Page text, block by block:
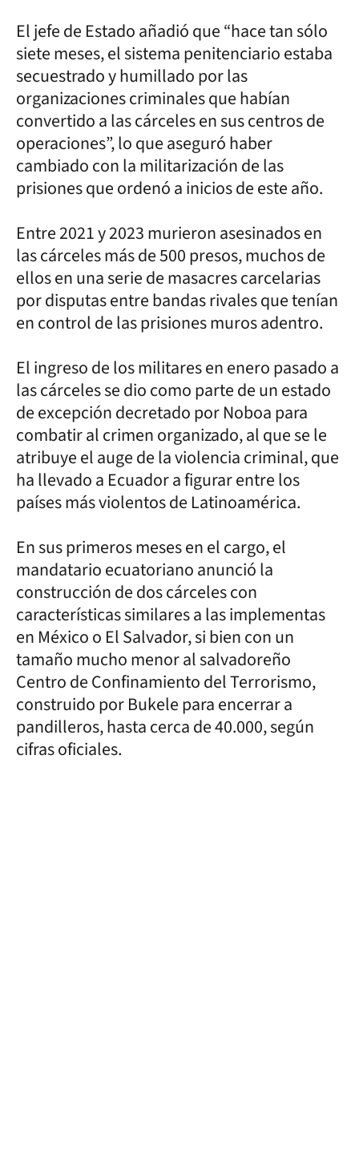
El jefe de Estado añadió que “hace tan sólo
siete meses, el sistema penitenciario estaba
secuestrado y humillado por las
organizaciones criminales que habían
convertido a las cárceles en sus centros de
operaciones”, lo que aseguró haber
cambiado con la militarización de las
prisiones que ordenó a inicios de este año.
Entre 2021 y 2023 murieron asesinados en
las cárceles más de 500 presos, muchos de
ellos en una serie de masacres carcelarias
por disputas entre bandas rivales que tenían
en control de las prisiones muros adentro.
El ingreso de los militares en enero pasado a
las cárceles se dio como parte de un estado
de excepción decretado por Noboa para
combatir al crimen organizado, al que se le
atribuye el auge de la violencia criminal, que
ha llevado a Ecuador a figurar entre los
países más violentos de Latinoamérica.
En sus primeros meses en el cargo, el
mandatario ecuatoriano anunció la
construcción de dos cárceles con
características similares a las implementas
en México o El Salvador, si bien con un
tamaño mucho menor al salvadoreño
Centro de Confinamiento del Terrorismo,
construido por Bukele para encerrar a
pandilleros, hasta cerca de 40.000, según
cifras oficiales.